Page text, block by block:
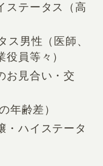
ステータス（高
ス男性（医師、
員等々）
お見合い・交
年齢差）
・ハイステータ